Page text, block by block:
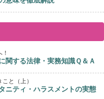
関する法律・実務知識Ｑ＆Ａ
と（上）
ニティ・ハラスメントの実態